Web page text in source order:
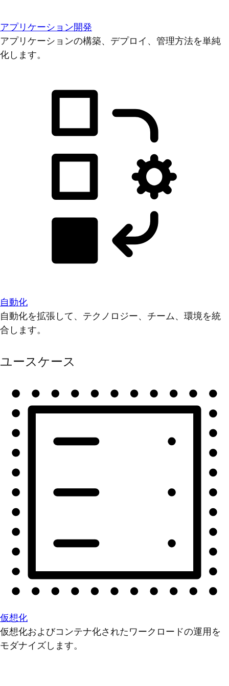
アプリケーション開発
アプリケーションの構築、デプロイ、管理方法を単純
化します。
自動化
自動化を拡張して、テクノロジー、チーム、環境を統
合します。
ユースケース
仮想化
仮想化およびコンテナ化されたワークロードの運用を
モダナイズします。